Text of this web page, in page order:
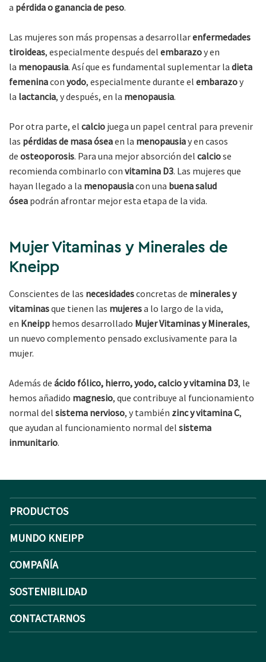
a pérdida o ganancia de peso.
Las mujeres son más propensas a desarrollarenfermedades
tiroideas, especialmente después del embarazoy en
la menopausia. Así que es fundamental suplementar la dieta
femeninacon yodo, especialmente durante el embarazoy
la lactancia, y después, en la menopausia.
Por otra parte, el calcio juega un papel central para prevenir
las pérdidas de masa óseaen la menopausiay en casos
de osteoporosis. Para una mejor absorción del calciose
recomienda combinarlo con vitamina D3. Las mujeres que
hayan llegado a la menopausiacon una buena salud
ósea podrán afrontar mejor esta etapa de la vida.
Mujer Vitaminas y Minerales de
Kneipp
Conscientes de las necesidadesconcretas de minerales y
vitaminasque tienen las mujeresa lo largo de la vida,
en Kneipp hemos desarrollado Mujer Vitaminas y Minerales,
un nuevo complemento pensado exclusivamente para la
mujer.
Además de ácido fólico, hierro, yodo, calcio y vitamina D3, le
hemos añadido magnesio, que contribuye al funcionamiento
normal del sistema nervioso, y también zinc y vitamina C,
que ayudan al funcionamiento normal del sistema
inmunitario.
PRODUCTOS
MUNDO KNEIPP
COMPAÑÍA
SOSTENIBILIDAD
CONTACTARNOS